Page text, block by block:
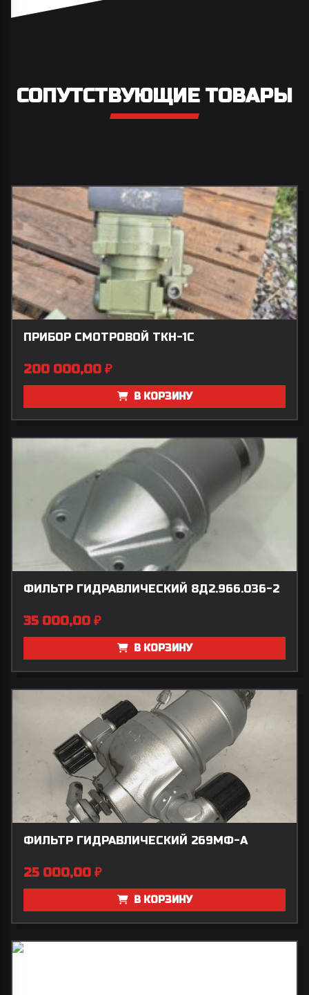
СОПУТСТВУЮЩИЕ ТОВАРЫ
ПРИБОР СМОТРОВОЙ ТКН-1С
200 000,00 ₽
В КОРЗИНУ
ФИЛЬТР ГИДРАВЛИЧЕСКИЙ 8Д2.966.036-2
35 000,00 ₽
В КОРЗИНУ
ФИЛЬТР ГИДРАВЛИЧЕСКИЙ 269МФ-А
25 000,00 ₽
В КОРЗИНУ